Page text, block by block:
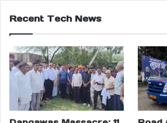
Recent Tech News